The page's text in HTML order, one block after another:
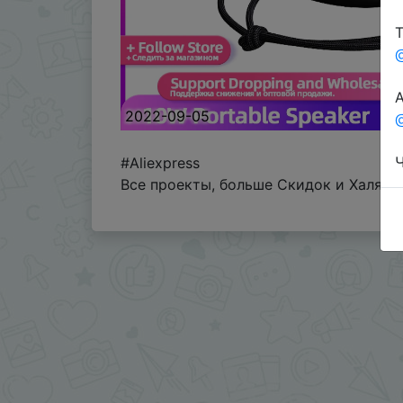
2022-09-05
#Aliexpress
Все проекты, больше Скидок и